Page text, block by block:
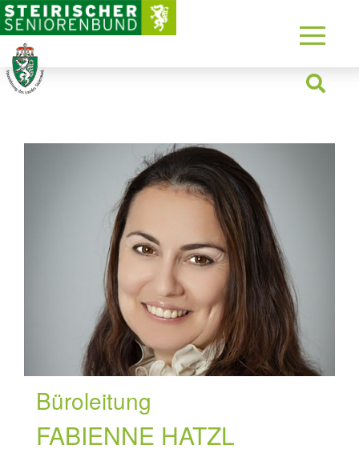
Büroleitung
FABIENNE HATZL